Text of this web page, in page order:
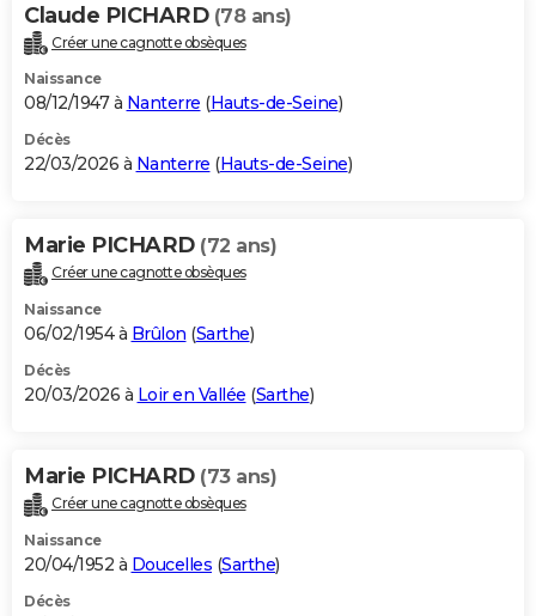
Claude PICHARD (78 ans)
Créer une cagnotte obsèques
Naissance
08/12/1947 à Nanterre (Hauts-de-Seine)
Décès
22/03/2026 à Nanterre (Hauts-de-Seine)
Marie PICHARD (72 ans)
Créer une cagnotte obsèques
Naissance
06/02/1954 à Brûlon (Sarthe)
Décès
20/03/2026 à Loir en Vallée (Sarthe)
Marie PICHARD (73 ans)
Créer une cagnotte obsèques
Naissance
20/04/1952 à Doucelles (Sarthe)
Décès